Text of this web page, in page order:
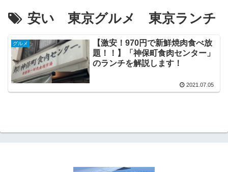
安い 東京グルメ 東京ランチ
グルメ
【激安！970円で新鮮焼肉食べ放
題！！】「神保町食肉センター」
のランチを解説します！
2021.07.05